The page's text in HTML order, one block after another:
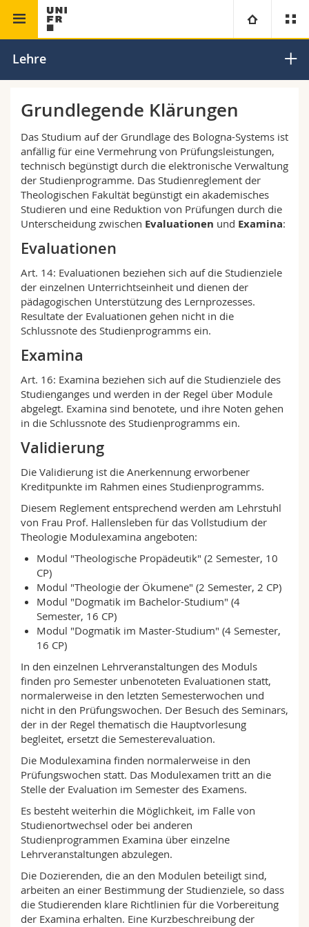
Universität
Campus
Forschung
Universität
Weiterbildung
Theologische Fak.
Rechtswissenschaftliche Fak.
Wirtschafts- und Sozialwissenschaftliche Fak.
Philosophische Fak.
Fak. für Erziehungs- und Bildungswissenschaften
Math.-Nat. und Med. Fak.
Interfakultär
Informationen für
Studieninteressierte
Studierende
Medien
Forschende
Mitarbeitende
Doktorierende
Ressourcen
Personenverzeichnis
Ortsplan
Bibliotheken
Webmail
Vorlesungsverzeichnis
MyUnifr
Lehre
Grundlegende Klärungen
Das Studium auf der Grundlage des Bologna-Systems ist
anfällig für eine Vermehrung von Prüfungsleistungen,
technisch begünstigt durch die elektronische Verwaltung
der Studienprogramme. Das Studienreglement der
Theologischen Fakultät begünstigt ein akademisches
Studieren und eine Reduktion von Prüfungen durch die
Unterscheidung zwischen Evaluationen und Examina:
Evaluationen
Art. 14: Evaluationen beziehen sich auf die Studienziele
der einzelnen Unterrichtseinheit und dienen der
pädagogischen Unterstützung des Lernprozesses.
Resultate der Evaluationen gehen nicht in die
Schlussnote des Studienprogramms ein.
Examina
Art. 16: Examina beziehen sich auf die Studienziele des
Studienganges und werden in der Regel über Module
abgelegt. Examina sind benotete, und ihre Noten gehen
in die Schlussnote des Studienprogramms ein.
Validierung
Die Validierung ist die Anerkennung erworbener
Kreditpunkte im Rahmen eines Studienprogramms.
Diesem Reglement entsprechend werden am Lehrstuhl
von Frau Prof. Hallensleben für das Vollstudium der
Theologie Modulexamina angeboten:
Modul "Theologische Propädeutik" (2 Semester, 10
CP)
Modul "Theologie der Ökumene" (2 Semester, 2 CP)
Modul "Dogmatik im Bachelor-Studium" (4
Semester, 16 CP)
Modul "Dogmatik im Master-Studium" (4 Semester,
16 CP)
In den einzelnen Lehrveranstaltungen des Moduls
finden pro Semester unbenoteten Evaluationen statt,
normalerweise in den letzten Semesterwochen und
nicht in den Prüfungswochen. Der Besuch des Seminars,
der in der Regel thematisch die Hauptvorlesung
begleitet, ersetzt die Semesterevaluation.
Die Modulexamina finden normalerweise in den
Prüfungswochen statt. Das Modulexamen tritt an die
Stelle der Evaluation im Semester des Examens.
Es besteht weiterhin die Möglichkeit, im Falle von
Studienortwechsel oder bei anderen
Studienprogrammen Examina über einzelne
Lehrveranstaltungen abzulegen.
Die Dozierenden, die an den Modulen beteiligt sind,
arbeiten an einer Bestimmung der Studienziele, so dass
die Studierenden klare Richtlinien für die Vorbereitung
der Examina erhalten. Eine Kurzbeschreibung der